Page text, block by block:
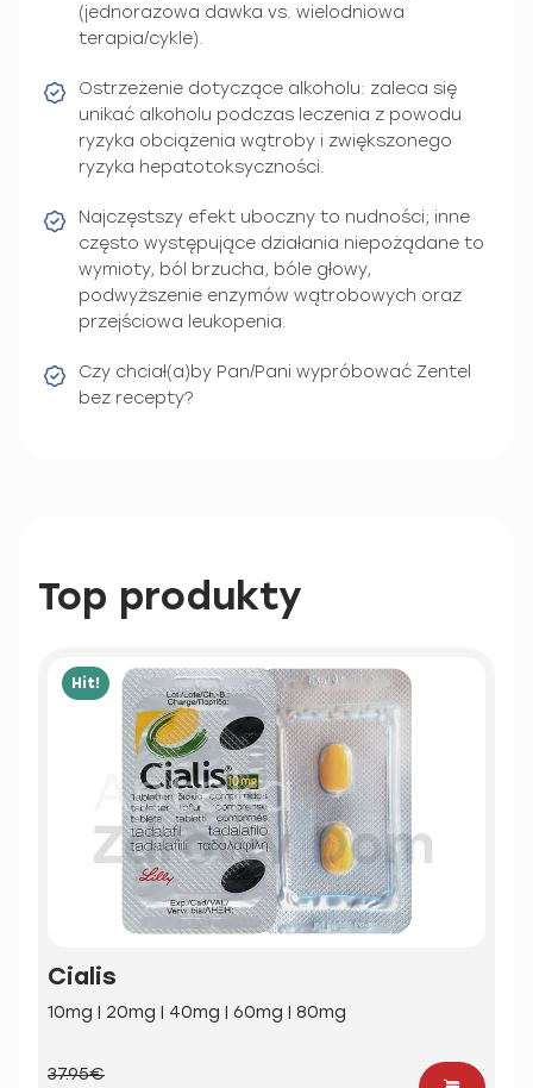
(jednorazowa dawka vs. wielodniowa
terapia/cykle).
Ostrzeżenie dotyczące alkoholu: zaleca się
unikać alkoholu podczas leczenia z powodu
ryzyka obciążenia wątroby i zwiększonego
ryzyka hepatotoksyczności.
Najczęstszy efekt uboczny to nudności; inne
często występujące działania niepożądane to
wymioty, ból brzucha, bóle głowy,
podwyższenie enzymów wątrobowych oraz
przejściowa leukopenia.
Czy chciał(a)by Pan/Pani wypróbować Zentel
bez recepty?
Top produkty
Hit!
Cialis
10mg | 20mg | 40mg | 60mg | 80mg
37.95€